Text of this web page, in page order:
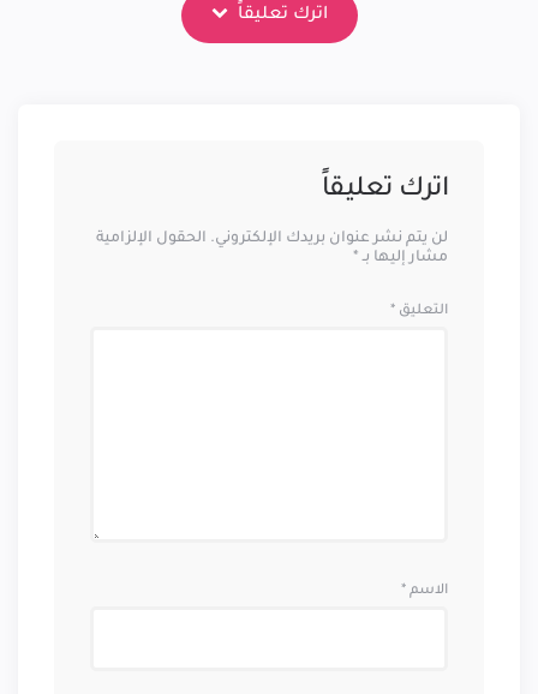
اترك تعليقاً
اترك تعليقاً
لن يتم نشر عنوان بريدك الإلكتروني. الحقول الإلزامية
مشار إليها بـ *
التعليق *
الاسم *